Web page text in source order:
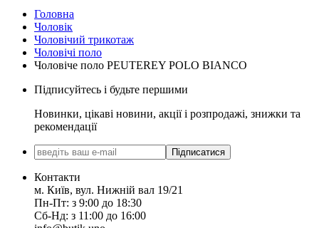
Головна
Чоловік
Чоловічий трикотаж
Чоловічі поло
Чоловіче поло PEUTEREY POLO BIANCO
Підписуйтесь і будьте першими
Новинки, цікаві новини, акції і розпродажі, знижки та
рекомендації
Підписатися
Контакти
м. Київ, вул. Нижній вал 19/21
Пн-Пт: з 9:00 до 18:30
Сб-Нд: з 11:00 до 16:00